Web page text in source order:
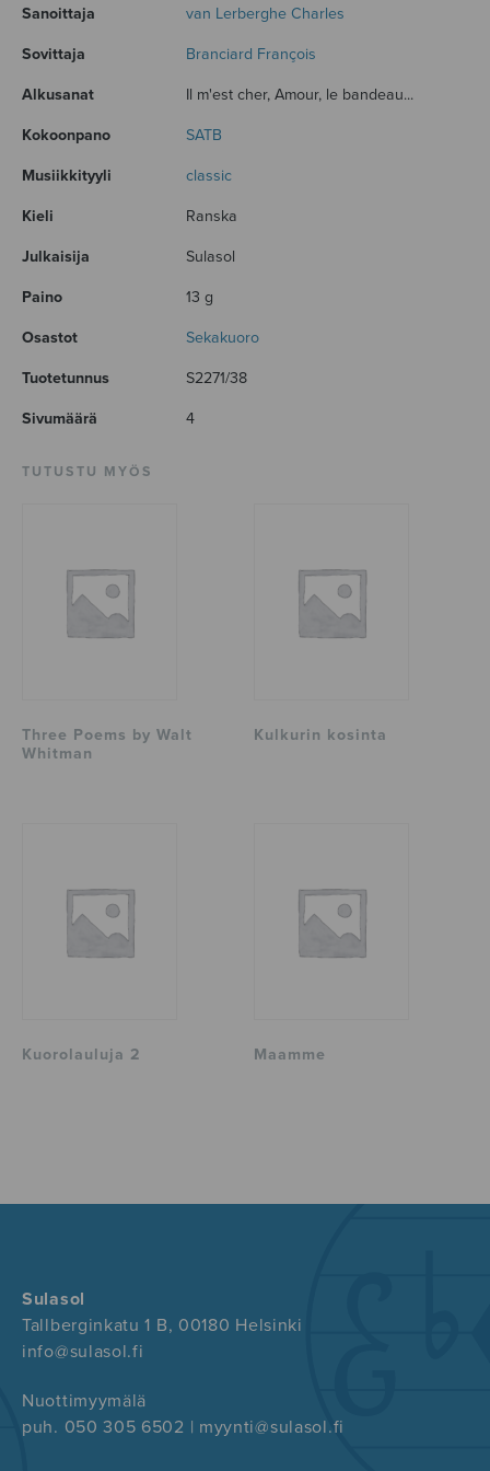
Sanoittaja van Lerberghe Charles
Sovittaja Branciard François
Alkusanat Il m'est cher, Amour, le bandeau...
Kokoonpano SATB
Musiikkityyli classic
Kieli Ranska
Julkaisija Sulasol
Paino 13 g
Osastot Sekakuoro
Tuotetunnus S2271/38
Sivumäärä 4
TUTUSTU MYÖS
Three Poems by Walt
Whitman
Kulkurin kosinta
Kuorolauluja 2 Maamme
Sulasol
Tallberginkatu 1 B, 00180 Helsinki
info@sulasol.fi
Nuottimyymälä
puh. 050 305 6502 | myynti@sulasol.fi